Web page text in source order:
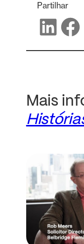
Partilhar
Partilhar no
Mais